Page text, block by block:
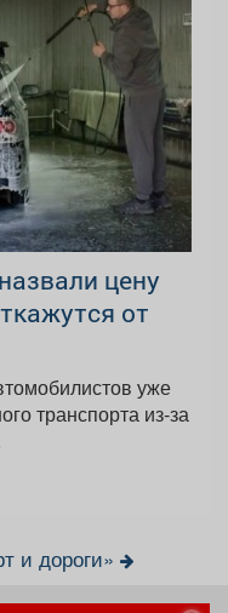
цену
от
уже
транспорта из‑за
и дороги»